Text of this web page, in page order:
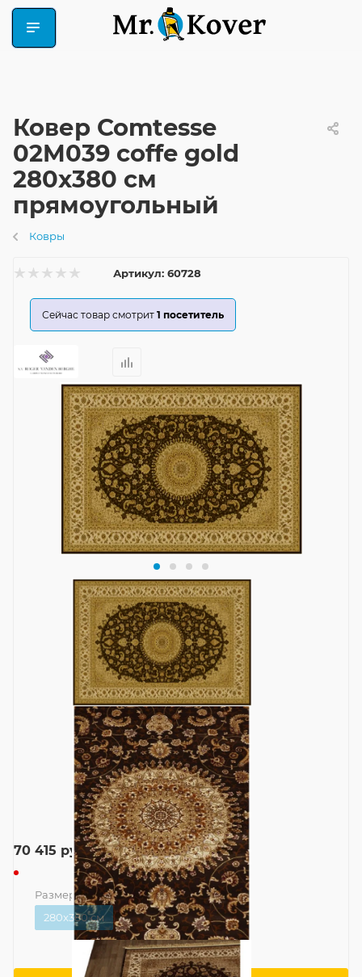
Ковер Comtesse
02M039 coffe gold
280x380 см
прямоугольный
Ковры
Артикул: 60728
Сейчас товар смотрит 1 посетитель
70 415 руб.
Размер —
280x380 см
280x380 см